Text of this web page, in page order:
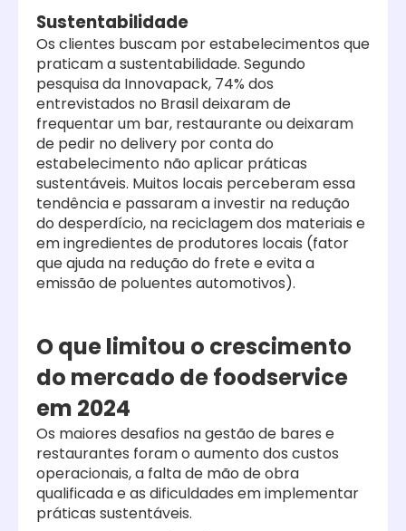
Sustentabilidade
Os clientes buscam por estabelecimentos que
praticam a sustentabilidade. Segundo
pesquisa da Innovapack, 74% dos
entrevistados no Brasil deixaram de
frequentar um bar, restaurante ou deixaram
de pedir no delivery por conta do
estabelecimento não aplicar práticas
sustentáveis. Muitos locais perceberam essa
tendência e passaram a investir na redução
do desperdício, na reciclagem dos materiais e
em ingredientes de produtores locais (fator
que ajuda na redução do frete e evita a
emissão de poluentes automotivos).
O que limitou o crescimento
do mercado de foodservice
em 2024
Os maiores desafios na gestão de bares e
restaurantes foram o aumento dos custos
operacionais, a falta de mão de obra
qualificada e as dificuldades em implementar
práticas sustentáveis.